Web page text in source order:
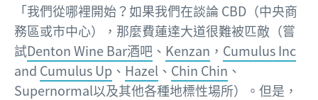
「我們從哪裡開始？如果我們在談論 CBD（中央商
務區或市中心），那麼費蓮達大道很難被匹敵（嘗
試Denton Wine Bar酒吧 、 Kenzan ， Cumulus Inc
and Cumulus Up 、 Hazel 、 Chin Chin 、
Supernormal以及其他各種地標性場所）。但是，